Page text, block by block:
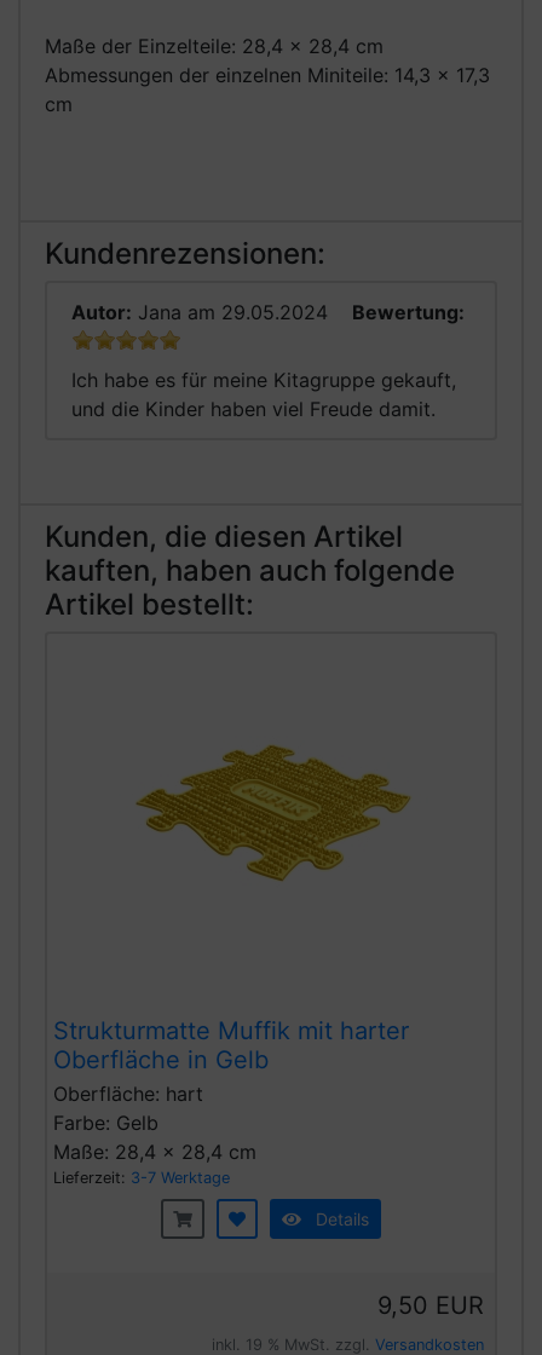
Maße der Einzelteile: 28,4 x 28,4 cm
Abmessungen der einzelnen Miniteile: 14,3 x 17,3
cm
Kundenrezensionen:
Autor: Jana am 29.05.2024 Bewertung:
Ich habe es für meine Kitagruppe gekauft,
und die Kinder haben viel Freude damit.
Kunden, die diesen Artikel
kauften, haben auch folgende
Artikel bestellt:
Strukturmatte Muffik mit harter
Oberfläche in Gelb
Oberfläche: hart
Farbe: Gelb
Maße: 28,4 x 28,4 cm
Lieferzeit: 3-7 Werktage
Details
9,50 EUR
inkl. 19 % MwSt. zzgl. Versandkosten